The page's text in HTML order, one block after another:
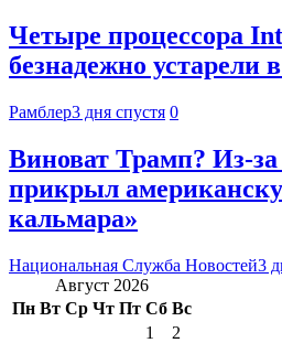
Четыре процессора
безнадежно устарели
Рамблер3 дня спустя 0
Виноват Трамп? Из-
прикрыл
кальмара»
Национальная Служба Новостей3
Август 2026
Пн Вт Ср Чт Пт Сб Вс
1
2